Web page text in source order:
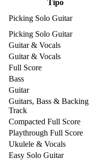
Tipo
Picking Solo Guitar
Picking Solo Guitar
Guitar & Vocals
Guitar & Vocals
Full Score
Bass
Guitar
Guitars, Bass & Backing
Track
Compacted Full Score
Playthrough Full Score
Ukulele & Vocals
Easy Solo Guitar